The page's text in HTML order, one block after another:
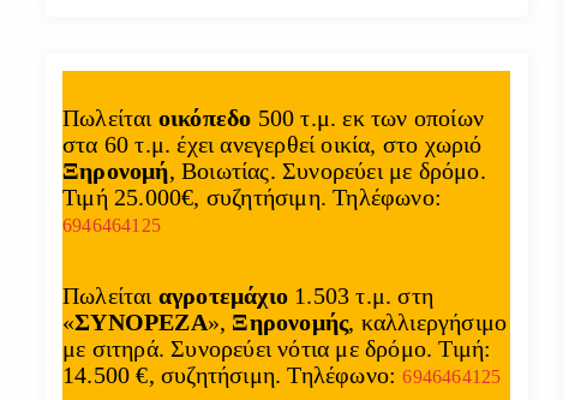
Πωλείται οικόπεδο 500 τ.μ. εκ των οποίων
στα 60 τ.μ. έχει ανεγερθεί οικία, στο χωριό
Ξηρονομή, Βοιωτίας. Συνορεύει με δρόμο.
Τιμή 25.000€, συζητήσιμη. Τηλέφωνο:
6946464125
Πωλείται αγροτεμάχιο 1.503 τ.μ. στη
«ΣΥΝΟΡΕΖΑ», Ξηρονομής, καλλιεργήσιμο
με σιτηρά. Συνορεύει νότια με δρόμο. Τιμή:
14.500 €, συζητήσιμη. Τηλέφωνο:6946464125